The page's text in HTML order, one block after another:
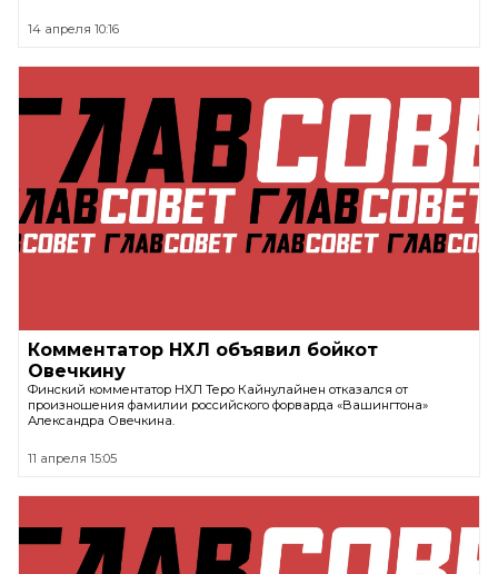
14 апреля 10:16
Комментатор НХЛ объявил бойкот
Овечкину
Финский комментатор НХЛ Теро Кайнулайнен отказался от
произношения фамилии российского форварда «Вашингтона»
Александра Овечкина.
11 апреля 15:05